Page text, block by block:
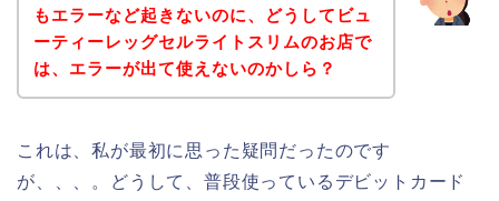
もエラーなど起きないのに、どうしてビュ
ーティーレッグセルライトスリムのお店で
は、エラーが出て使えないのかしら？
これは、私が最初に思った疑問だったのです
が、、、。どうして、普段使っているデビットカード